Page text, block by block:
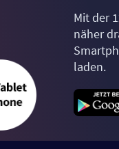
Mit der
näher
laden.